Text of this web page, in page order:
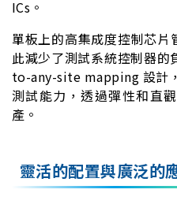
ICs。
單板上的高集成度控制芯
此減少了測試系統控制器
to-any-site mapping 設計
測試能力，透過彈性和直
產。
靈活的配置與廣泛的